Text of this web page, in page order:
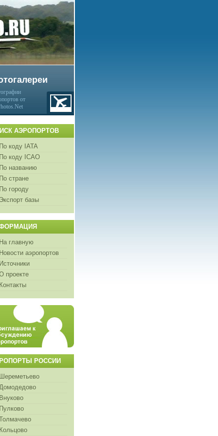
от
АЭРОПОРТОВ
По коду IATA
По коду ICAO
По названию
По стране
По городу
Экспорт базы
На главную
Новости аэропортов
Источники
проекте
Контакты
РОССИИ
Шереметьево
Внуково
Пулково
Кольцово